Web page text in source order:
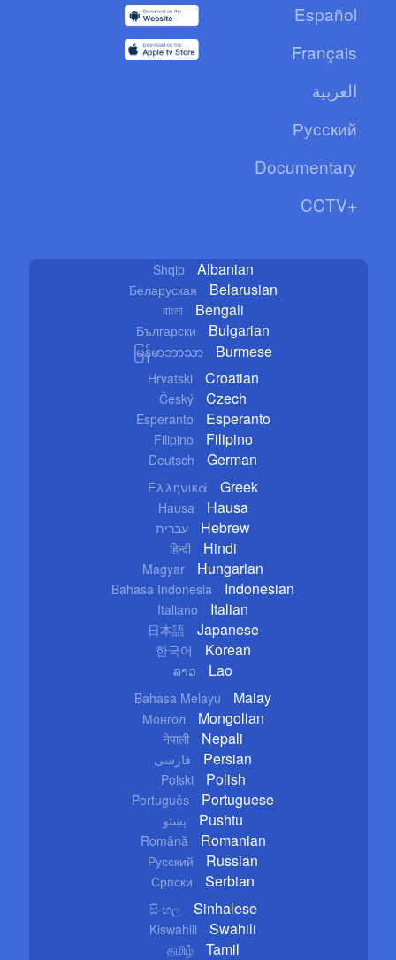
Español
Français
العربية
Русский
Documentary
CCTV+
Shqip Albanian
Беларуская Belarusian
বাংলা Bengali
Български Bulgarian
မြန်မာဘာသာ Burmese
Hrvatski Croatian
Český Czech
Esperanto Esperanto
Filipino Filipino
Deutsch German
Ελληνικά Greek
Hausa Hausa
עברית Hebrew
हिन्दी Hindi
Magyar Hungarian
Bahasa Indonesia Indonesian
Italiano Italian
日本語 Japanese
한국어 Korean
ລາວ Lao
Bahasa Melayu Malay
Монгол Mongolian
नेपाली Nepali
فارسی Persian
Polski Polish
Português Portuguese
پښتو Pushtu
Română Romanian
Русский Russian
Српски Serbian
සිංහල Sinhalese
Kiswahili Swahili
தமிழ்
Tamil